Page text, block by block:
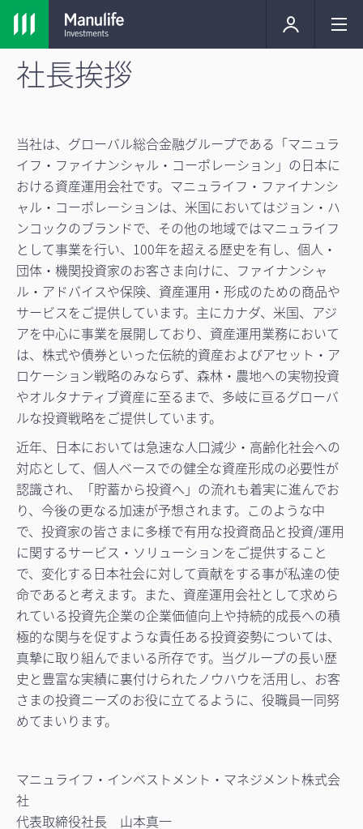
社長挨拶
当社は、グローバル総合金融グループである「マニュラ
イフ・ファイナンシャル・コーポレーション」の日本に
おける資産運用会社です。マニュライフ・ファイナンシ
ャル・コーポレーションは、米国においてはジョン・ハ
ンコックのブランドで、その他の地域ではマニュライフ
として事業を行い、100年を超える歴史を有し、個人・
団体・機関投資家のお客さま向けに、ファイナンシャ
ル・アドバイスや保険、資産運用・形成のための商品や
サービスをご提供しています。主にカナダ、米国、アジ
アを中心に事業を展開しており、資産運用業務において
は、株式や債券といった伝統的資産およびアセット・ア
ロケーション戦略のみならず、森林・農地への実物投資
やオルタナティブ資産に至るまで、多岐に亘るグローバ
ルな投資戦略をご提供しています。
近年、日本においては急速な人口減少・高齢化社会への
対応として、個人ベースでの健全な資産形成の必要性が
認識され、「貯蓄から投資へ」の流れも着実に進んでお
り、今後の更なる加速が予想されます。このような中
で、投資家の皆さまに多様で有用な投資商品と投資/運用
に関するサービス・ソリューションをご提供すること
で、変化する日本社会に対して貢献をする事が私達の使
命であると考えます。また、資産運用会社として求めら
れている投資先企業の企業価値向上や持続的成長への積
極的な関与を促すような責任ある投資姿勢については、
真摯に取り組んでまいる所存です。当グループの長い歴
史と豊富な実績に裏付けられたノウハウを活用し、お客
さまの投資ニーズのお役に立てるように、役職員一同努
めてまいります。
マニュライフ・インベストメント・マネジメント株式会
社
代表取締役社長 山本真一